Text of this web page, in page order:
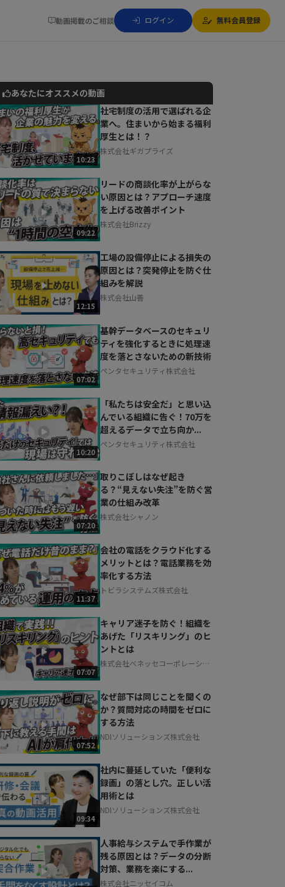
動画掲載のご相談 ログイン 無料会員登録
動画でご紹介しているサービスについて
お気軽にご相談・ご質問いただけます！
30秒でお申し込み可能
相談を希望する 無料
あなたにオススメの動画
10:23
社宅制度の活用で選ばれる企
業へ。住まいから始まる福利
厚生とは！？
株式会社ギガプライズ
09:22
リードの商談化率が上がらな
い原因とは？アプローチ速度
を上げる改善ポイント
株式会社Brizzy
12:15
工場の設備停止による損失の
原因とは？突発停止を防ぐ仕
組みを解説
株式会社山善
07:02
基幹データベースのセキュリ
ティを強化するときに処理速
度を落とさないための新技術
ペンタセキュリティ株式会社
10:20
「私たちは安全だ」と思い込
んでいる組織に告ぐ！70万を
超えるデータで立ち向か...
ペンタセキュリティ株式会社
07:20
取りこぼしはなぜ起き
る？“見えない失注”を防ぐ営
業の仕組み改革
株式会社シャノン
11:37
会社の電話をクラウド化する
メリットとは？電話業務を効
率化する方法
トビラシステムズ株式会社
07:07
キャリア迷子を防ぐ！組織を
あげた「リスキリング」のヒ
ントとは
株式会社ベネッセコーポレーショ
07:52
なぜ部下は同じことを聞くの
か？質問対応の時間をゼロに
する方法
NDIソリューションズ株式会社
09:34
社内に蔓延していた「便利な
録画」の落とし穴。正しい活
用術とは
NDIソリューションズ株式会社
人事給与システムで手作業が
残る原因とは？データの分断
対策、業務を楽にする...
株式会社ニッセイコム